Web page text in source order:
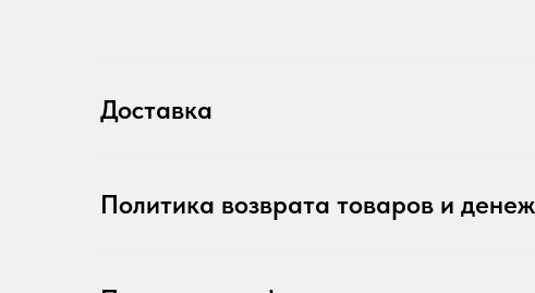
Доставка
Политика возврата товаров и